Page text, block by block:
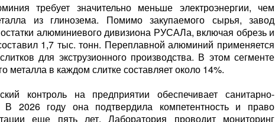
требует значительно меньше электроэнергии, чем
из глинозема. Помимо закупаемого сырья, завод
алюминиевого дивизиона РУСАЛа, включая обрезь и
1,7 тыс. тонн. Переплавной алюминий применяется
для экструзионного производства. В этом сегменте
металла в каждом слитке составляет около 14%.
контроль на предприятии обеспечивает санитарно-
2026 году она подтвердила компетентность и право
еще пять лет. Лаборатория проводит мониторинг